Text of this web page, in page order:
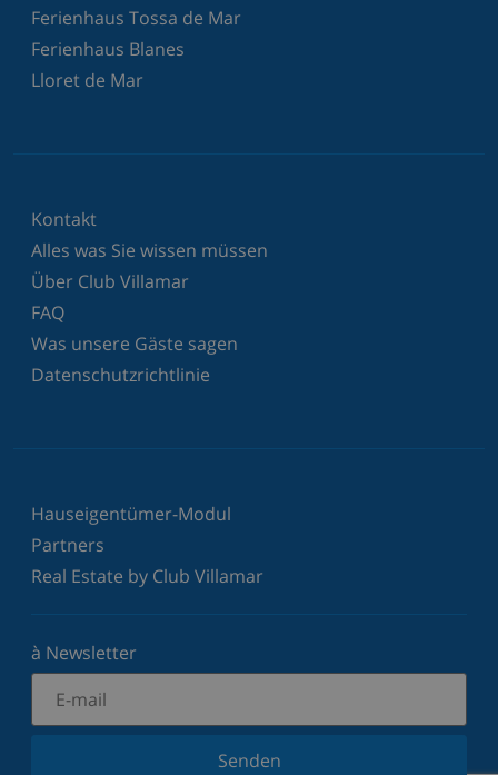
Ferienhaus Tossa de Mar
Ferienhaus Blanes
Lloret de Mar
Kontakt
Alles was Sie wissen müssen
Über Club Villamar
FAQ
Was unsere Gäste sagen
Datenschutzrichtlinie
Hauseigentümer-Modul
Partners
Real Estate by Club Villamar
à Newsletter
Senden